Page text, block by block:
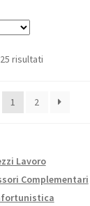
risultatiPopolarità
1 2
Lavoro
Complementari